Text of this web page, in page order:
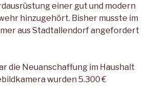
einer gut und modern
hinzugehört. Bisher musste im
aus Stadtallendorf angefordert
die Neuanschaffung im Haushalt
wurden 5.300 €